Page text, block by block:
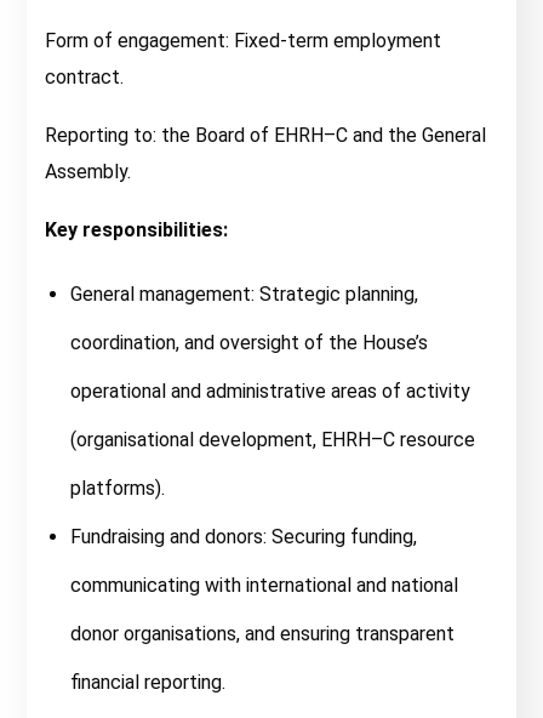
Form of engagement: Fixed-term employment
contract.
Reporting to: the Board of EHRH–C and the General
Assembly.
Key responsibilities:
General management: Strategic planning,
coordination, and oversight of the House’s
operational and administrative areas of activity
(organisational development, EHRH–C resource
platforms).
Fundraising and donors: Securing funding,
communicating with international and national
donor organisations, and ensuring transparent
financial reporting.